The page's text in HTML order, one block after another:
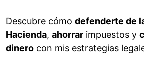
Descubre cómo defenderte de
Hacienda, ahorrar impuestos y
dinero con mis estrategias